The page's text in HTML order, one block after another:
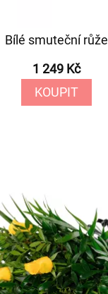
Bílé smuteční růže
1 249 Kč
KOUPIT